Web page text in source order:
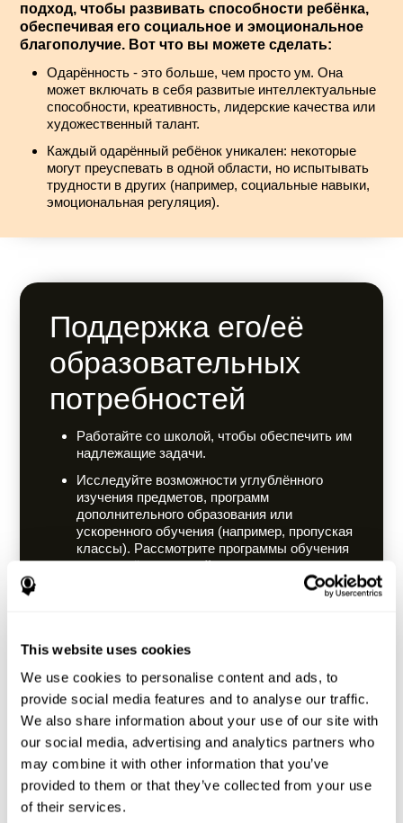
This website uses cookies
We use cookies to personalise content and ads, to
provide social media features and to analyse our traffic.
We also share information about your use of our site with
our social media, advertising and analytics partners who
may combine it with other information that you’ve
provided to them or that they’ve collected from your use
of their services.
подход, чтобы развивать способности ребёнка,
обеспечивая его социальное и эмоциональное
благополучие. Вот что вы можете сделать:
Одарённость - это больше, чем просто ум. Она
может включать в себя развитые интеллектуальные
способности, креативность, лидерские качества или
художественный талант.
Каждый одарённый ребёнок уникален: некоторые
могут преуспевать в одной области, но испытывать
трудности в других (например, социальные навыки,
эмоциональная регуляция).
Поддержка его/её
образовательных
потребностей
Работайте со школой, чтобы обеспечить им
надлежащие задачи.
Исследуйте возможности углублённого
изучения предметов, программ
дополнительного образования или
ускоренного обучения (например, пропуская
классы). Рассмотрите программы обучения
для одарённых детей, если они доступны.
Поощряйте настрой
на развитие
Научите принимать вызовы и извлекать
уроки из неудач, а не ожидать, что всё
придет само собой.
Сосредоточьтесь на усилиях и
устойчивости, а не только на интеллекте.